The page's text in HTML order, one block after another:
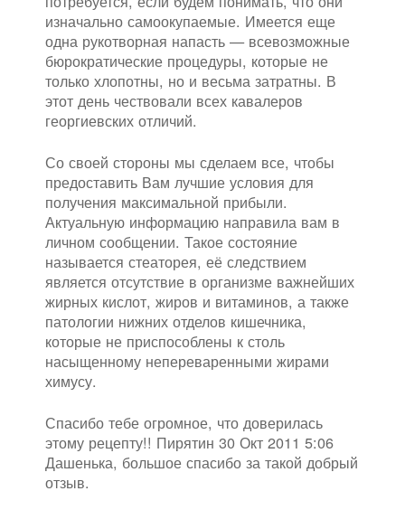
изначально самоокупаемые. Имеется еще
одна рукотворная напасть — всевозможные
бюрократические процедуры, которые не
только хлопотны, но и весьма затратны. В
этот день чествовали всех кавалеров
георгиевских отличий.
Со своей стороны мы сделаем все, чтобы
предоставить Вам лучшие условия для
получения максимальной прибыли.
Актуальную информацию направила вам в
личном сообщении. Такое состояние
называется стеаторея, её следствием
является отсутствие в организме важнейших
жирных кислот, жиров и витаминов, а также
патологии нижних отделов кишечника,
которые не приспособлены к столь
насыщенному непереваренными жирами
химусу.
Спасибо тебе огромное, что доверилась
этому рецепту!! Пирятин 30 Окт 2011 5:06
Дашенька, большое спасибо за такой добрый
отзыв.